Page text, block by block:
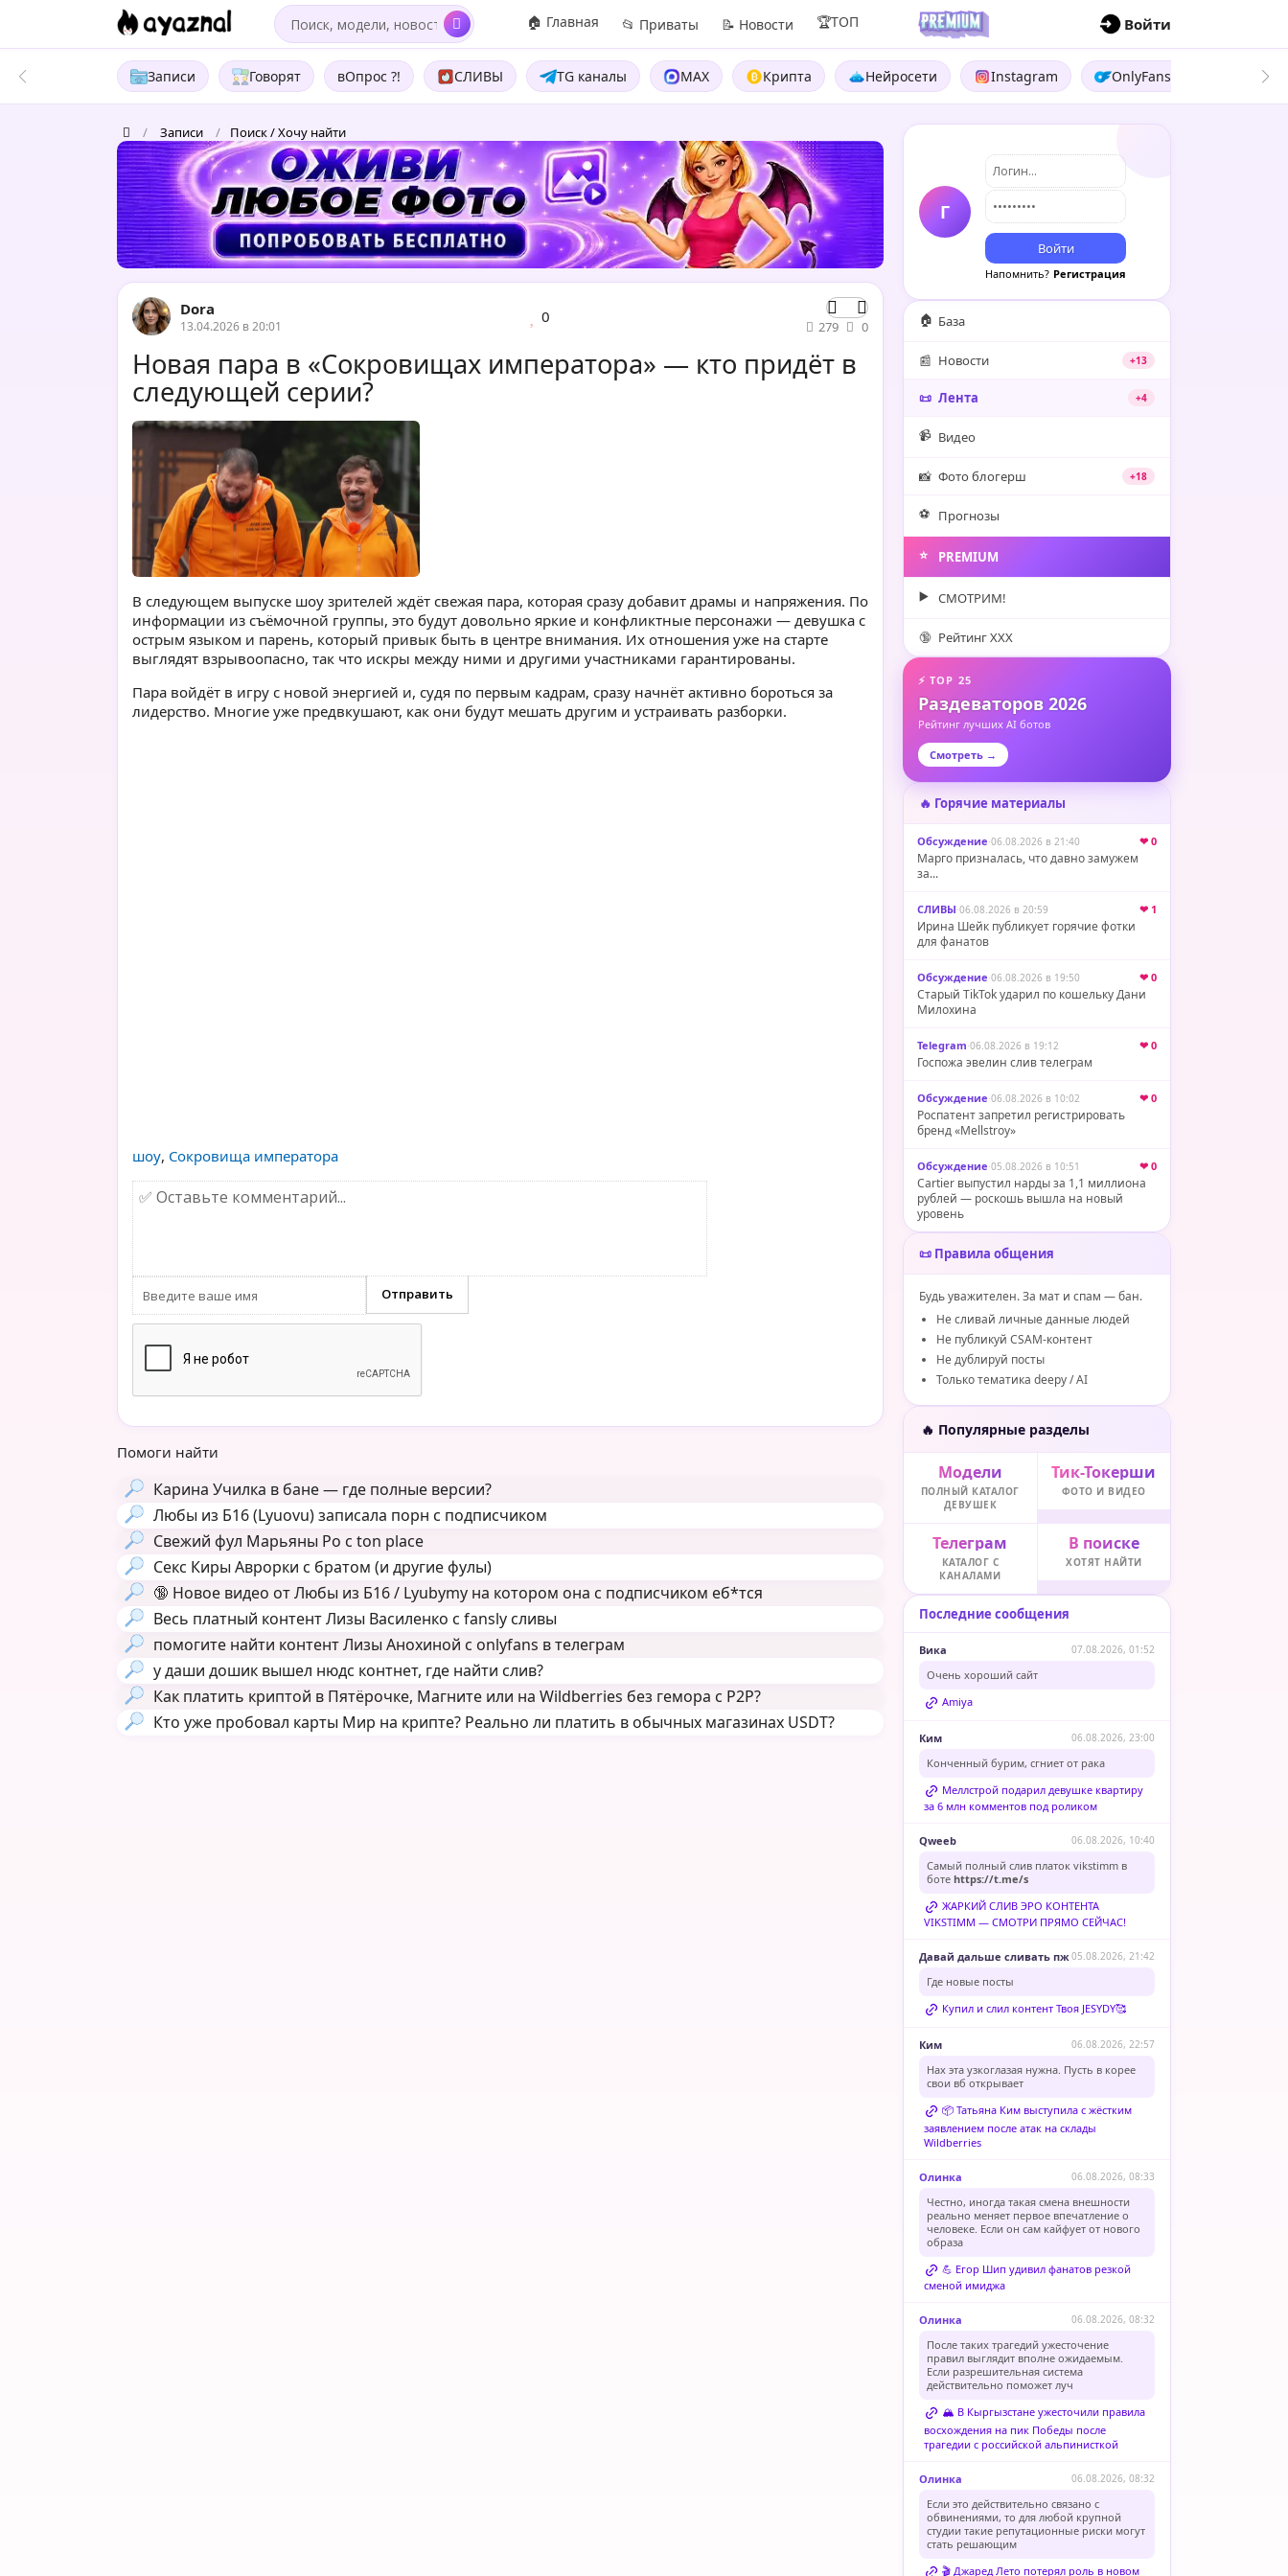
🏠 Главная 📂 Приваты 📝 Новости 🏆ТОП Войти
Записи Говорят вОпрос ?! СЛИВЫ TG каналы MAX Крипта Нейросети Instagram OnlyFans Boosty
/ Записи / Поиск / Хочу найти
Dora
13.04.2026 в 20:01 0
279 0
Новая пара в «Сокровищах императора» — кто придёт в
следующей серии?
В следующем выпуске шоу зрителей ждёт свежая пара, которая сразу добавит драмы и напряжения. По
информации из съёмочной группы, это будут довольно яркие и конфликтные персонажи — девушка с
острым языком и парень, который привык быть в центре внимания. Их отношения уже на старте
выглядят взрывоопасно, так что искры между ними и другими участниками гарантированы.
Пара войдёт в игру с новой энергией и, судя по первым кадрам, сразу начнёт активно бороться за
лидерство. Многие уже предвкушают, как они будут мешать другим и устраивать разборки.
шоу, Сокровища императора
Помоги найти
Карина Училка в бане — где полные версии?
Любы из Б16 (Lyuovu) записала порн с подписчиком
Свежий фул Марьяны Ро с ton place
Секс Киры Аврорки с братом (и другие фулы)
🔞 Новое видео от Любы из Б16 / Lyubymy на котором она с подписчиком еб*тся
Весь платный контент Лизы Василенко с fansly сливы
помогите найти контент Лизы Анохиной с onlyfans в телеграм
у даши дошик вышел нюдс контнет, где найти слив?
Как платить криптой в Пятёрочке, Магните или на Wildberries без гемора с P2P?
Кто уже пробовал карты Мир на крипте? Реально ли платить в обычных магазинах USDT?
Г
Войти
Напомнить? Регистрация
🏠 База
📰 Новости +13
📜 Лента +4
📹 Видео
📸 Фото блогерш +18
⚽️ Прогнозы
⭐️ PREMIUM
▶️ СМОТРИМ!
🔞 Рейтинг XXX
⚡ TOP 25
Раздеваторов 2026
Рейтинг лучших AI ботов
Смотреть →
🔥 Горячие материалы
Обсуждение·06.08.2026 в 21:40 ❤ 0
Марго призналась, что давно замужем
за...
СЛИВЫ·06.08.2026 в 20:59 ❤ 1
Ирина Шейк публикует горячие фотки
для фанатов
Обсуждение·06.08.2026 в 19:50 ❤ 0
Старый TikTok ударил по кошельку Дани
Милохина
Telegram·06.08.2026 в 19:12 ❤ 0
Госпожа эвелин слив телеграм
Обсуждение·06.08.2026 в 10:02 ❤ 0
Роспатент запретил регистрировать
бренд «Mellstroy»
Обсуждение·05.08.2026 в 10:51 ❤ 0
Cartier выпустил нарды за 1,1 миллиона
рублей — роскошь вышла на новый
уровень
📜 Правила общения
Будь уважителен. За мат и спам — бан.
Не сливай личные данные людей
Не публикуй CSAM-контент
Не дублируй посты
Только тематика deepy / AI
🔥 Популярные разделы
Модели
ПОЛНЫЙ КАТАЛОГ
ДЕВУШЕК
Тик-Токерши
ФОТО И ВИДЕО
Телеграм
КАТАЛОГ С
КАНАЛАМИ
В поиске
ХОТЯТ НАЙТИ
Последние сообщения
Вика 07.08.2026, 01:52
Очень хороший сайт
Amiya
Ким 06.08.2026, 23:00
Конченный бурим, сгниет от рака
Меллстрой подарил девушке квартиру
за 6 млн комментов под роликом
Qweeb 06.08.2026, 10:40
Самый полный слив платок vikstimm в
боте https://t.me/s
ЖАРКИЙ СЛИВ ЭРО КОНТЕНТА
VIKSTIMM — СМОТРИ ПРЯМО СЕЙЧАС!
Давай дальше сливать пж05.08.2026, 21:42
Где новые посты
Купил и слил контент Твоя JESYDY🥰
Ким 06.08.2026, 22:57
Нах эта узкоглазая нужна. Пусть в корее
свои вб открывает
📦 Татьяна Ким выступила с жёстким
заявлением после атак на склады
Wildberries
Олинка 06.08.2026, 08:33
Честно, иногда такая смена внешности
реально меняет первое впечатление о
человеке. Если он сам кайфует от нового
образа
💪 Егор Шип удивил фанатов резкой
сменой имиджа
Олинка 06.08.2026, 08:32
После таких трагедий ужесточение
правил выглядит вполне ожидаемым.
Если разрешительная система
действительно поможет луч
🏔️ В Кыргызстане ужесточили правила
восхождения на пик Победы после
трагедии с российской альпинисткой
Олинка 06.08.2026, 08:32
Если это действительно связано с
обвинениями, то для любой крупной
студии такие репутационные риски могут
стать решающим
🎬 Джаред Лето потерял роль в новом